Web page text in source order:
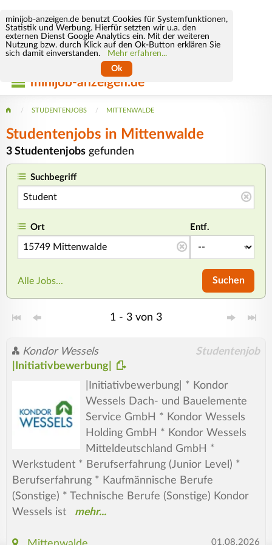
minijob-anzeigen.de benutzt Cookies für Systemfunktionen,
Statistik und Werbung. Hierfür setzten wir u.a. den
externen Dienst Google Analytics ein. Mit der weiteren
Nutzung bzw. durch Klick auf den Ok-Button erklären Sie
sich damit einverstanden.
Mehr erfahren...
Ok
minijob-anzeigen.de
STUDENTENJOBS MITTENWALDE
Studentenjobs in Mittenwalde
3 Studentenjobs gefunden
Suchbegriff
Ort Entf.
Alle Jobs... Suchen
1 - 3 von 3
Kondor Wessels Studentenjob
|Initiativbewerbung|
|Initiativbewerbung| * Kondor
Wessels Dach- und Bauelemente
Service GmbH * Kondor Wessels
Holding GmbH * Kondor Wessels
Mitteldeutschland GmbH *
Werkstudent * Berufserfahrung (Junior Level) *
Berufserfahrung * Kaufmännische Berufe
(Sonstige) * Technische Berufe (Sonstige) Kondor
Wessels ist
01.08.2026